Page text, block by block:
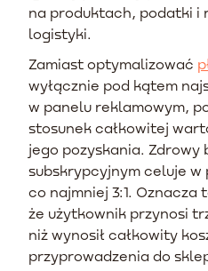
na produktach, podatki i
logistyki.
Zamiast optymalizować
wyłącznie pod kątem
w panelu reklamowym,
stosunek całkowitej
jego pozyskania. Zdrowy
subskrypcyjnym celuje
co najmniej 3:1. Oznacza
że użytkownik przynosi
niż wynosił całkowity
przyprowadzenia do